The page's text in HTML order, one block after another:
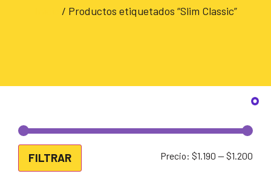
/ Productos etiquetados “Slim Classic”
FILTRAR Precio: $1.190 —$1.200